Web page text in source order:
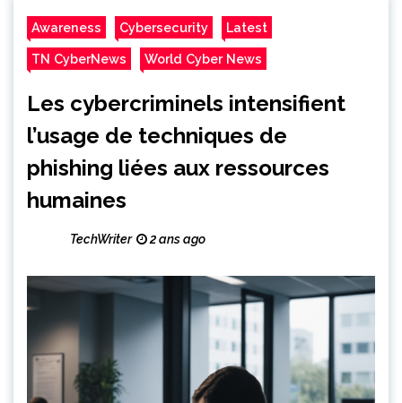
Awareness Cybersecurity Latest
TN CyberNews World Cyber News
Les cybercriminels intensifient
l’usage de techniques de
phishing liées aux ressources
humaines
TechWriter 2 ans ago